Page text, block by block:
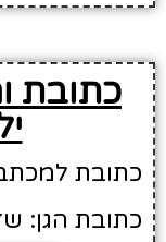
כתובת
כתובת
כתובת הגן: